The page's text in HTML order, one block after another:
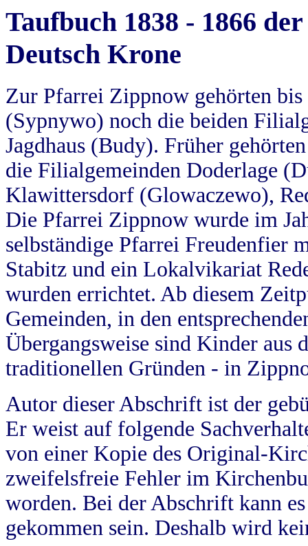
Taufbuch 1838 - 1866
Deutsch Krone
Zur Pfarrei Zippnow gehörten
(Sypnywo) noch die beiden
Jagdhaus (Budy). Früher
die Filialgemeinden Doderlage
Klawittersdorf (Glowaczewo),
Die Pfarrei Zippnow wurde im
selbständige Pfarrei Freudenfier
Stabitz und ein Lokalvikariat
wurden errichtet. Ab diesem
Gemeinden, in den
Übergangsweise sind Kinder aus
traditionellen Gründen - in
Autor dieser Abschrift ist der
Er weist auf folgende
von einer Kopie des Original-
zweifelsfreie Fehler im
worden. Bei der Abschrift kann
gekommen sein. Deshalb wird